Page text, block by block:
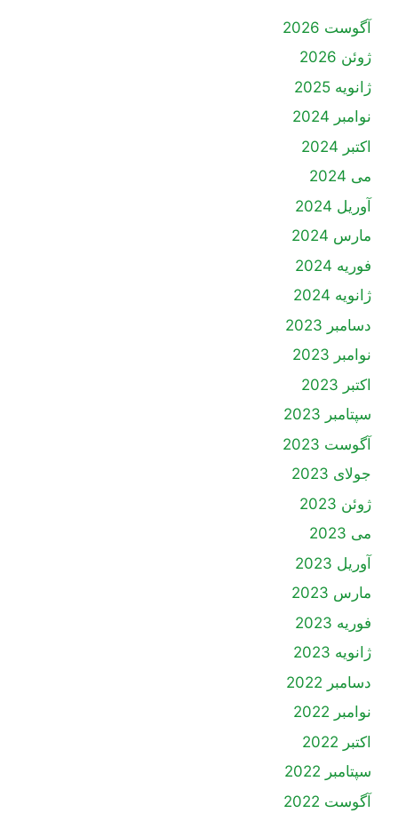
آگوست 2026
ژوئن 2026
ژانویه 2025
نوامبر 2024
اکتبر 2024
می 2024
آوریل 2024
مارس 2024
فوریه 2024
ژانویه 2024
دسامبر 2023
نوامبر 2023
اکتبر 2023
سپتامبر 2023
آگوست 2023
جولای 2023
ژوئن 2023
می 2023
آوریل 2023
مارس 2023
فوریه 2023
ژانویه 2023
دسامبر 2022
نوامبر 2022
اکتبر 2022
سپتامبر 2022
آگوست 2022